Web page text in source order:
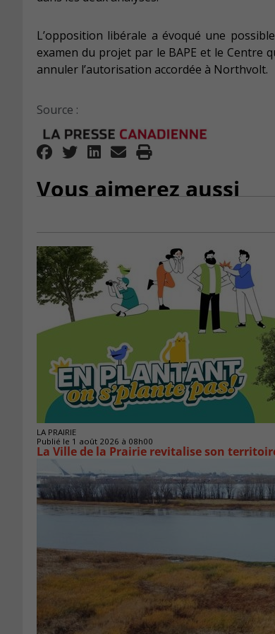
L’opposition libérale a évoqué une
examen du projet par le BAPE et le Centre
annuler l’autorisation accordée à Northvolt.
Source :
Vous aimerez aussi
LA PRAIRIE
Publié le 1 août 2026 à 08h00
La Ville de la Prairie revitalise son